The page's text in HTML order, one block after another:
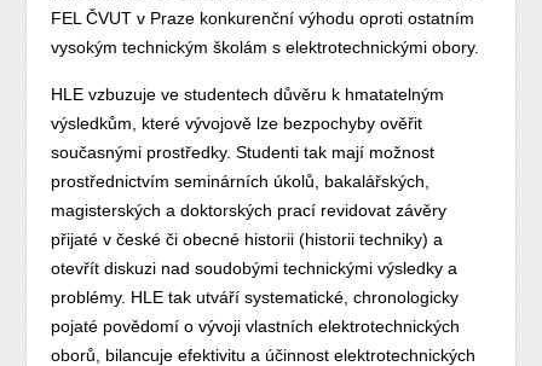
FEL ČVUT v Praze konkurenční výhodu oproti ostatním
vysokým technickým školám s elektrotechnickými obory.
HLE vzbuzuje ve studentech důvěru k hmatatelným
výsledkům, které vývojově lze bezpochyby ověřit
současnými prostředky. Studenti tak mají možnost
prostřednictvím seminárních úkolů, bakalářských,
magisterských a doktorských prací revidovat závěry
přijaté v české či obecné historii (historii techniky) a
otevřít diskuzi nad soudobými technickými výsledky a
problémy. HLE tak utváří systematické, chronologicky
pojaté povědomí o vývoji vlastních elektrotechnických
oborů, bilancuje efektivitu a účinnost elektrotechnických